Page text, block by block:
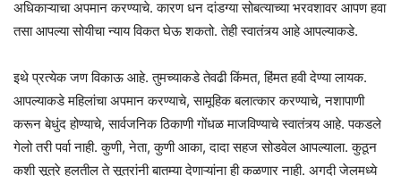
अधिकाऱ्याचा अपमान करण्याचे. कारण धन दांडग्या सोबत्याच्या भरवशावर आपण हवा
तसा आपल्या सोयीचा न्याय विकत घेऊ शकतो. तेही स्वातंत्र्य आहे आपल्याकडे.
इथे प्रत्येक जण विकाऊ आहे. तुमच्याकडे तेवढी किंमत, हिंमत हवी देण्या लायक.
आपल्याकडे महिलांचा अपमान करण्याचे, सामूहिक बलात्कार करण्याचे, नशापाणी
करून बेधुंद होण्याचे, सार्वजनिक ठिकाणी गोंधळ माजविण्याचे स्वातंत्र्य आहे. पकडले
गेलो तरी पर्वा नाही. कुणी, नेता, कुणी आका, दादा सहज सोडवेल आपल्याला. कुठून
कशी सूत्रे हलतील ते सूत्रांनी बातम्या देणाऱ्यांना ही कळणार नाही. अगदी जेलमध्ये